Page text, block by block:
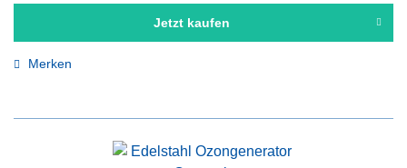
Jetzt kaufen
Merken